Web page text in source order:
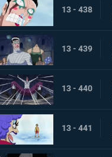
13 - 438
13 - 439
13 - 440
13 - 441